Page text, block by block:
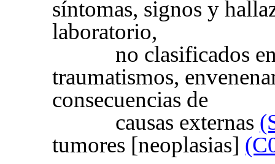
síntomas, signos y
laboratorio,
no clasificados
traumatismos,
consecuencias de
causas externas
tumores [neoplasias]